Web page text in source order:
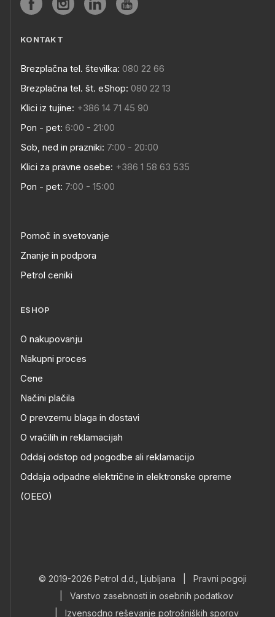
KONTAKT
Brezplačna tel. številka: 080 22 66
Brezplačna tel. št. eShop: 080 22 13
Klici iz tujine: +386 14 71 45 90
Pon - pet: 6:00 - 21:00
Sob, ned in prazniki: 7:00 - 20:00
Klici za pravne osebe: +386 1 58 63 535
Pon - pet: 7:00 - 15:00
Pomoč in svetovanje
Znanje in podpora
Petrol ceniki
ESHOP
O nakupovanju
Nakupni proces
Cene
Načini plačila
O prevzemu blaga in dostavi
O vračilih in reklamacijah
Oddaj odstop od pogodbe ali reklamacijo
Oddaja odpadne električne in elektronske opreme
(OEEO)
© 2019-2026 Petrol d.d., Ljubljana
Pravni pogoji
Varstvo zasebnosti in osebnih podatkov
Izvensodno reševanje potrošniških sporov